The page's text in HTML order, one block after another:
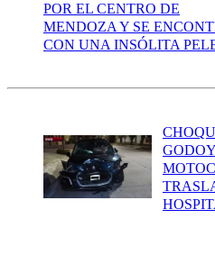
POR EL CENTRO DE
MENDOZA Y SE
CON UNA INSÓLITA